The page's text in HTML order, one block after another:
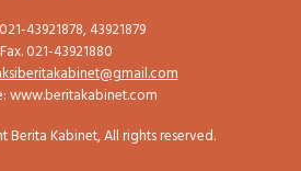
43921878, 43921879
Fax. 021-43921880
www.beritakabinet.com
Berita Kabinet, All rights reserved.